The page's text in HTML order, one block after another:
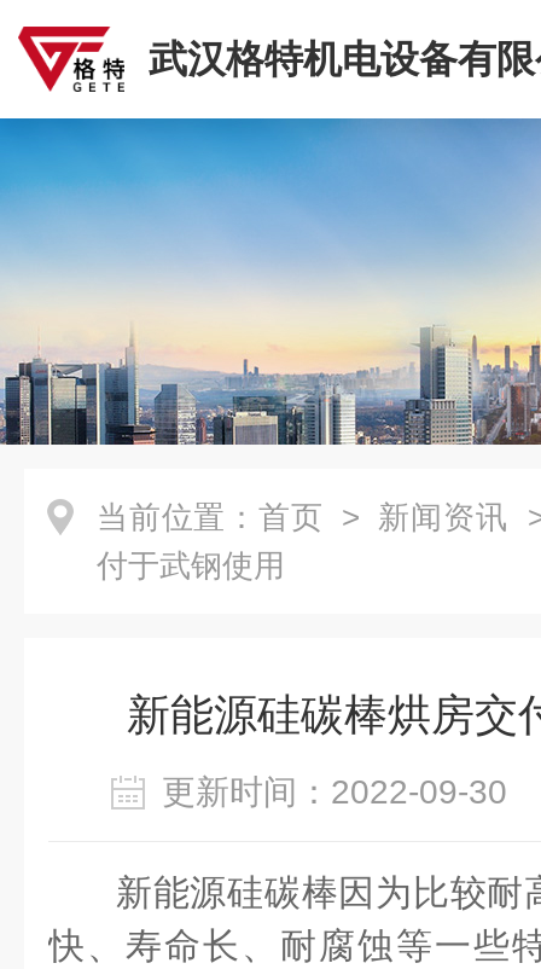
武汉格特机电设备有
当前位置： 首页 > 新闻资讯
付于武钢使用
新能源硅碳棒烘房交
更新时间：2022-09-
新能源硅碳棒因为比较耐
快、寿命长、耐腐蚀等一些